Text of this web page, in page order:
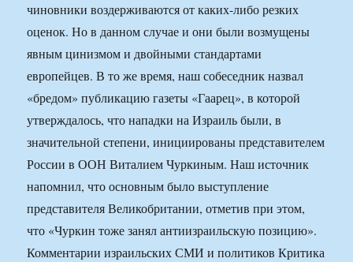
чиновники воздерживаются от каких-либо резких
оценок. Но в данном случае и они были возмущены
явным цинизмом и двойными стандартами
европейцев. В то же время, наш собеседник назвал
«бредом» публикацию газеты «Гаарец», в которой
утверждалось, что нападки на Израиль были, в
значительной степени, инициированы представителем
России в ООН Виталием Чуркиным. Наш источник
напомнил, что основным было выступление
представителя Великобритании, отметив при этом,
что «Чуркин тоже занял антиизраильскую позицию».
Комментарии израильских СМИ и политиков Критика